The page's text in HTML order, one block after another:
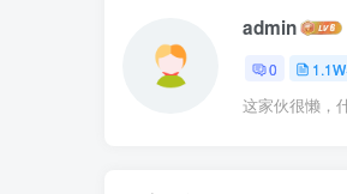
admin
0
这家伙很懒，